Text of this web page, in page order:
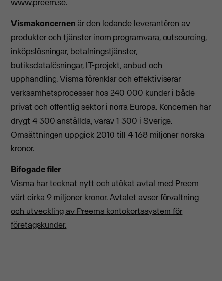
www.preem.se.
Vismakoncernenär den ledande leverantören av
produkter och tjänster inom programvara, outsourcing,
inköpslösningar, betalningstjänster,
butiksdatalösningar, IT-projekt, anbud och
upphandling. Visma förenklar och effektiviserar
verksamhetsprocesser hos 240 000 kunder i både
privat och offentlig sektor i norra Europa. Koncernen har
drygt 4 300 anställda, varav 1 300 i Sverige.
Omsättningen uppgick 2010 till 4 168 miljoner norska
kronor.
Bifogade filer
Visma har tecknat nytt och utökat avtal med Preem
värt cirka 9 miljoner kronor. Avtalet avser förvaltning
och utveckling av Preems kontokortssystem för
företagskunder.